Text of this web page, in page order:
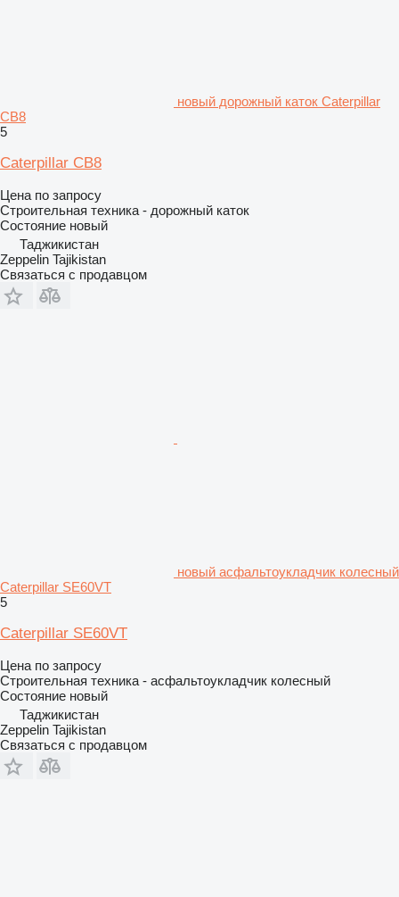
новый дорожный каток Caterpillar
CB8
5
Caterpillar CB8
Цена по запросу
Строительная техника - дорожный каток
Состояние новый
Таджикистан
Zeppelin Tajikistan
Связаться с продавцом
новый асфальтоукладчик колесный
Caterpillar SE60VT
5
Caterpillar SE60VT
Цена по запросу
Строительная техника - асфальтоукладчик колесный
Состояние новый
Таджикистан
Zeppelin Tajikistan
Связаться с продавцом